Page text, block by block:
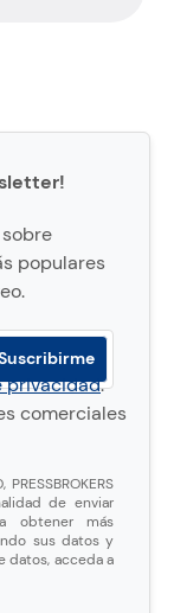
populares
privacidad.
comerciales
de enviar
obtener más
sus datos y
datos, acceda a